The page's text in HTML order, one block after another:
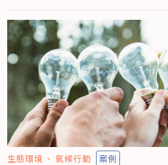
生態環境 氣候行動 案例